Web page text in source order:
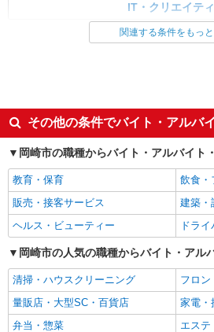
IT・クリエイテ
同じ特徴から求人を探す関連する条件をもっ
その他の条件でバイト・アルバ
岡崎市の職種からバイト・アルバイト
教育・保育
飲食・
販売・接客サービス
建築・
ヘルス・ビューティー
ドラ
岡崎市の人気の職種からバイト・アル
清掃・ハウスクリーニング
フロン
量販店・大型SC・百貨店
家電・
弁当・惣菜
エステ